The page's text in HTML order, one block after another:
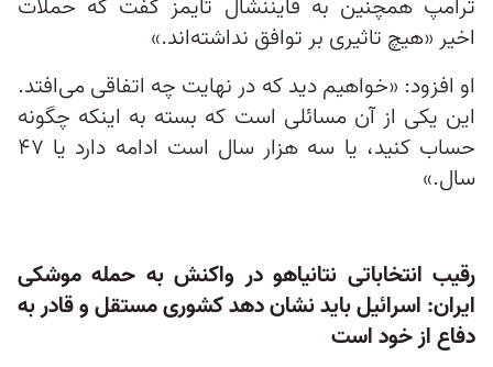
ترامپ همچنین به فایننشال تایمز گفت که حملات
اخیر «هیچ تاثیری بر توافق نداشته‌اند.»
او افزود: «خواهیم دید که در نهایت چه اتفاقی می‌افتد.
این یکی از آن مسائلی است که بسته به اینکه چگونه
حساب کنید، یا سه هزار سال است ادامه دارد یا ۴۷
سال.»
رقیب انتخاباتی نتانیاهو در واکنش به حمله موشکی
ایران: اسرائیل باید نشان دهد کشوری مستقل و قادر به
دفاع از خود است